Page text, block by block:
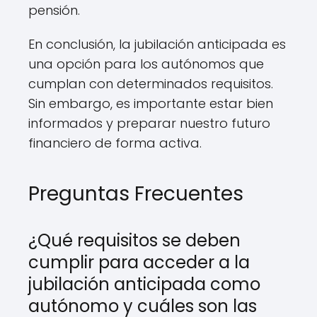
pensión.
En conclusión, la jubilación anticipada es
una opción para los autónomos que
cumplan con determinados requisitos.
Sin embargo, es importante estar bien
informados y preparar nuestro futuro
financiero de forma activa.
Preguntas Frecuentes
¿Qué requisitos se deben
cumplir para acceder a la
jubilación anticipada como
autónomo y cuáles son las